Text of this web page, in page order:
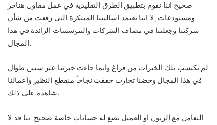
صحيح اننا نقوم بتطبيق الطرق التقليدية في عمل مقاول هناجر
ومستودعات إلا اننا نعتمد اساليبنا المبتكرة التي رفعت من شأن
شركتنا وجعلتنا في مصاف الشركات والمؤسسات الرائدة في هذا
المجال.
لم نكتسب تلك الخبرات من فراغ وانما جاءت خبرتنا عبر سنين طوال
في هذا المجال وخضنا تجارب حققت نجاحاً منقطع النظير وأعمالنا
شاهدة على ذلك.
التعامل مع الزبون او العميل نضع له حسابات خاصة صحيح اننا قد لا